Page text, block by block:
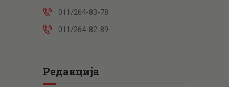
011/264-83-78
011/264-82-89
Редакција